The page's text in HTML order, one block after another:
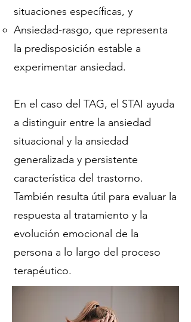
situaciones específicas, y
Ansiedad-rasgo, que representa
la predisposición estable a
experimentar ansiedad.
En el caso del TAG, el STAI ayuda
a distinguir entre la ansiedad
situacional y la ansiedad
generalizada y persistente
característica del trastorno.
También resulta útil para evaluar la
respuesta al tratamiento y la
evolución emocional de la
persona a lo largo del proceso
terapéutico.